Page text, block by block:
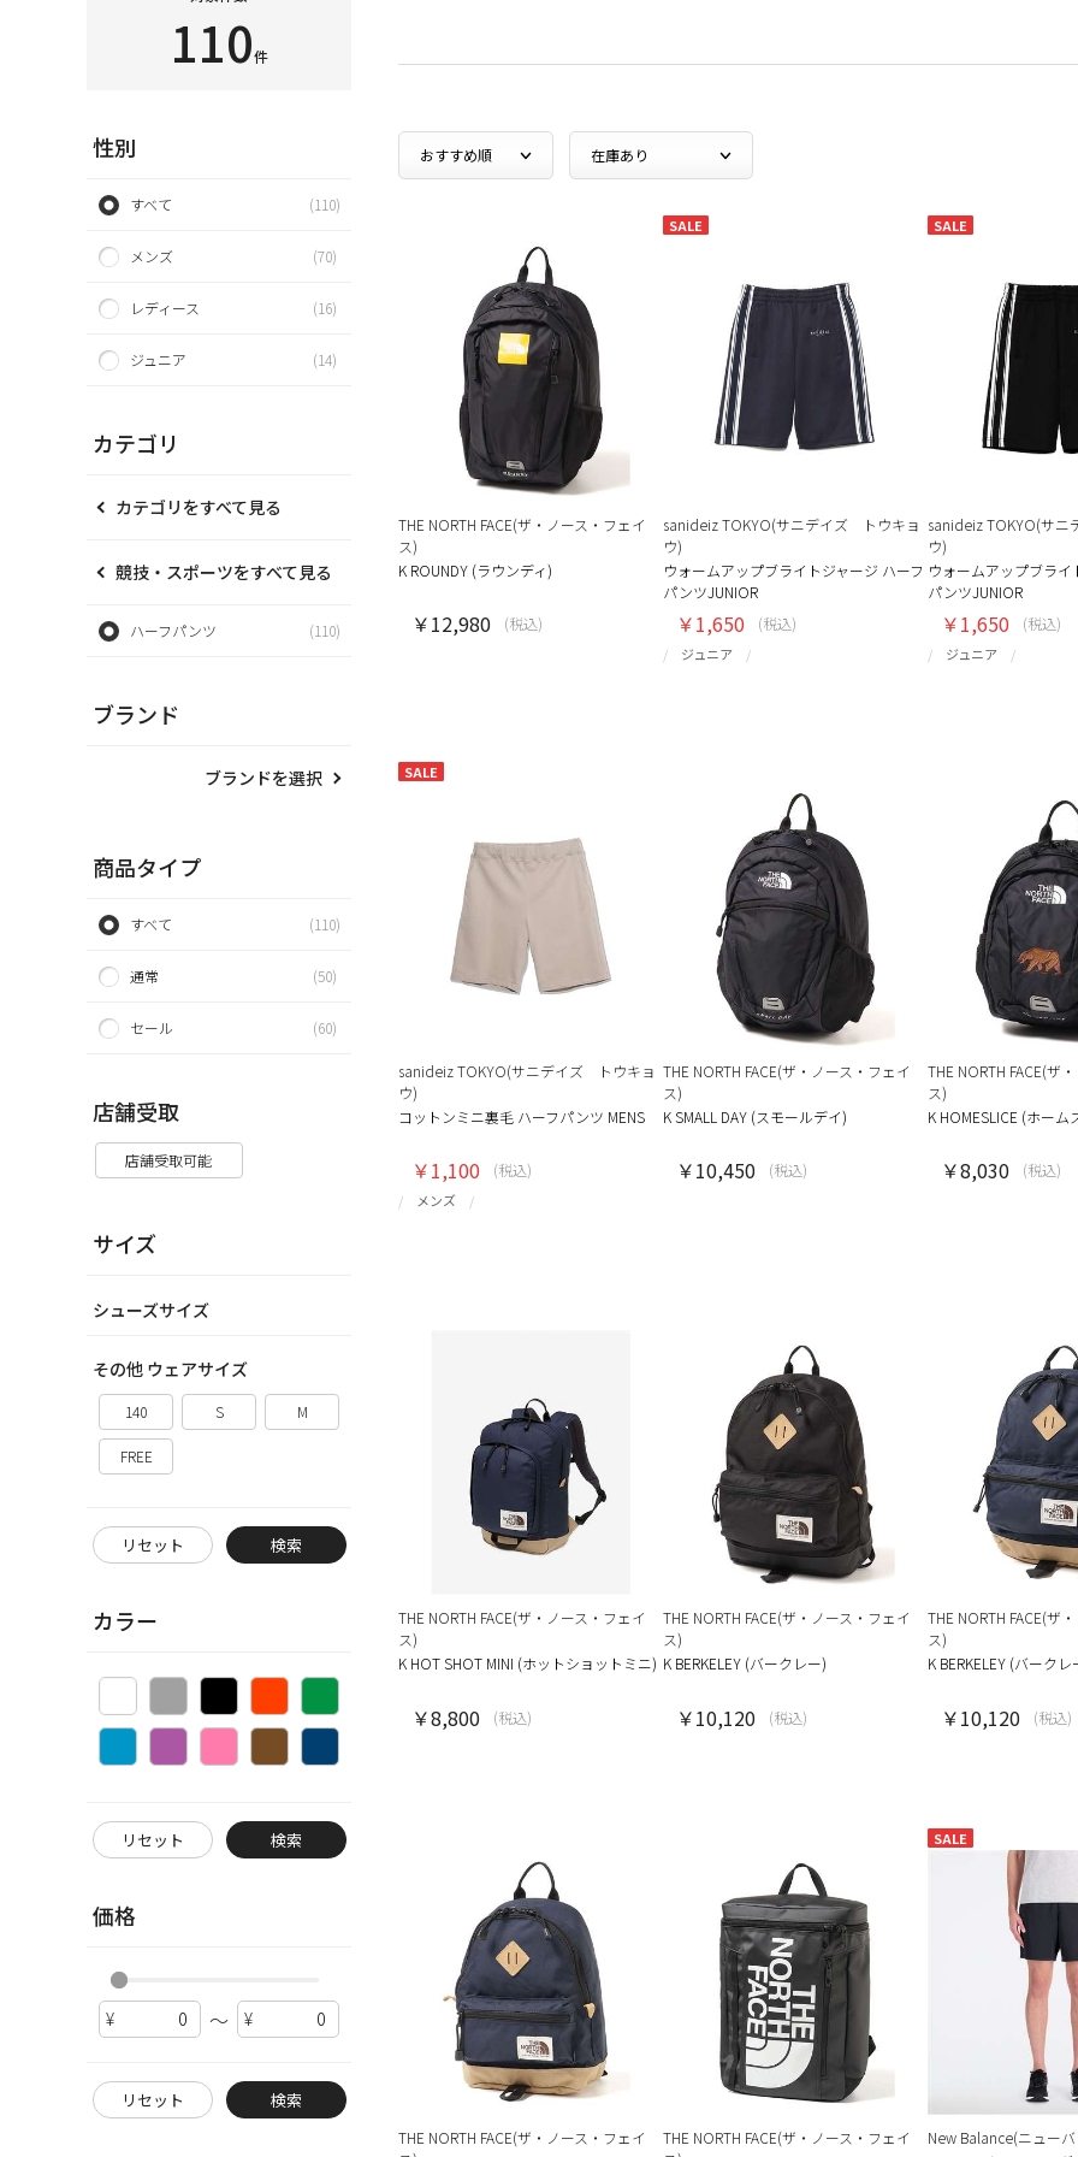
110件
性別
すべて (110)
メンズ (70)
レディース (16)
ジュニア (14)
カテゴリ
カテゴリをすべて見る
競技・スポーツをすべて見る
ハーフパンツ (110)
ブランド
ブランドを選択
商品タイプ
すべて (110)
通常 (50)
セール (60)
店舗受取
店舗受取可能
サイズ
シューズサイズ
その他 ウェアサイズ
140 S M
FREE
リセット 検索
カラー
リセット 検索
価格
～
リセット 検索
THE NORTH FACE(ザ・ノース・フェイ
ス)
K ROUNDY (ラウンディ)
￥12,980 (税込)
SALE
sanideiz TOKYO(サニデイズ トウキョ
ウ)
ウォームアップブライトジャージ ハーフ
パンツJUNIOR
ジュニア
￥1,650 (税込)
SALE
sanideiz TOKYO(サ
ウ)
ウォームアップブライ
パンツJUNIOR
ジュニア
￥1,650 (税込)
SALE
sanideiz TOKYO(サニデイズ トウキョ
ウ)
コットンミニ裏毛 ハーフパンツ MENS
メンズ
￥1,100 (税込)
THE NORTH FACE(ザ・ノース・フェイ
ス)
K SMALL DAY (スモールデイ)
￥10,450 (税込)
THE NORTH FACE(ザ
ス)
K HOMESLICE (ホーム
￥8,030 (税込)
THE NORTH FACE(ザ・ノース・フェイ
ス)
K HOT SHOT MINI (ホットショットミニ)
￥8,800 (税込)
THE NORTH FACE(ザ・ノース・フェイ
ス)
K BERKELEY (バークレー)
￥10,120 (税込)
THE NORTH FACE(ザ
ス)
K BERKELEY (バークレ
￥10,120 (税込)
THE NORTH FACE(ザ・ノース・フェイ
THE NORTH FACE(ザ・ノース・フェイ
SALE
New Balance(ニュー